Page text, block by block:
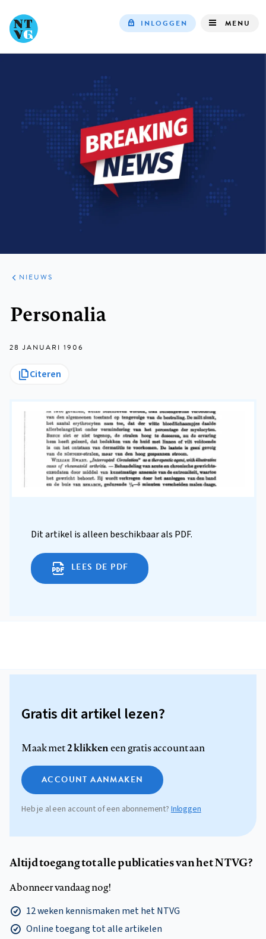
INLOGGEN MENU
ARTIKELEN
HET
KORT
NIEUWS
Personalia
28 JANUARI 1906
Citeren
Dit artikel is alleen beschikbaar als PDF.
LEES DE PDF
Gratis dit artikel lezen?
Maak met2 klikkeneen gratis account aan
ACCOUNT AANMAKEN
Heb je al een account of een abonnement? Inloggen
Altijd toegang tot alle publicaties van het NTVG?
Abonneer vandaag nog!
12 weken kennismaken met het NTVG
Online toegang tot alle artikelen